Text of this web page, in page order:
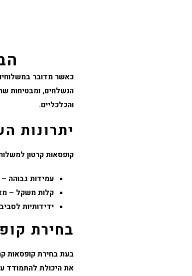
כאשר מדובר
הנשלחים, ומבטיחות
והכלכליים.
יתרונות
קופסאות קרטון
עמידות גבוהה –
קלות משקל –
ידידותיות
בחירת
בעת בחירתקופסאות
את היכולת להתמודד